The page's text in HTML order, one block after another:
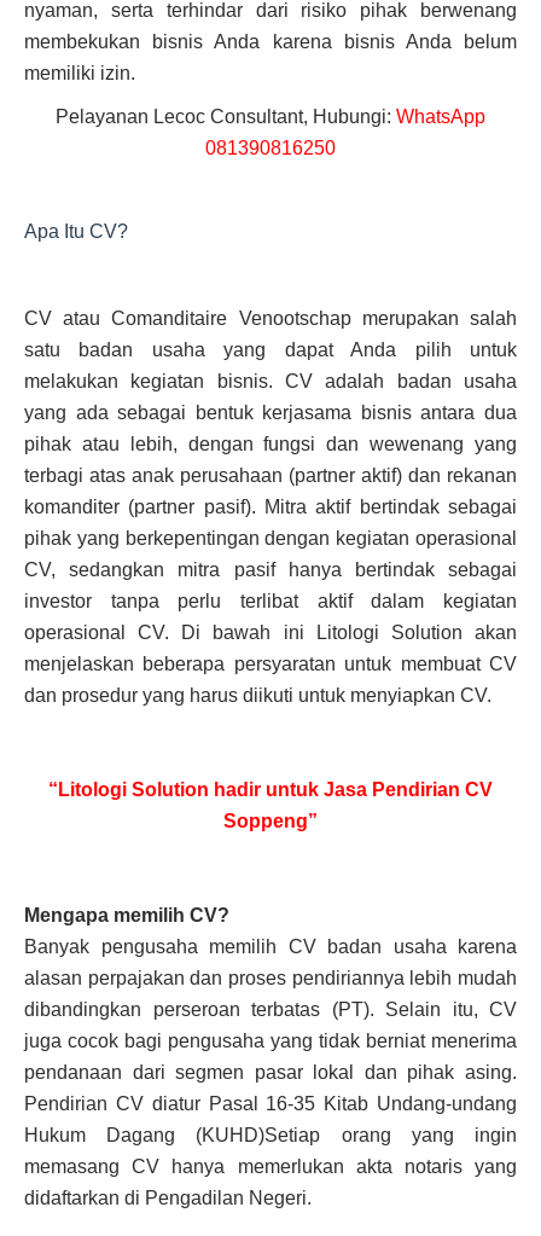
nyaman, serta terhindar dari risiko pihak berwenang
membekukan bisnis Anda karena bisnis Anda belum
memiliki izin.
Pelayanan Lecoc Consultant, Hubungi: WhatsApp
081390816250
Apa Itu CV?
CV atau Comanditaire Venootschap merupakan salah
satu badan usaha yang dapat Anda pilih untuk
melakukan kegiatan bisnis. CV adalah badan usaha
yang ada sebagai bentuk kerjasama bisnis antara dua
pihak atau lebih, dengan fungsi dan wewenang yang
terbagi atas anak perusahaan (partner aktif) dan rekanan
komanditer (partner pasif). Mitra aktif bertindak sebagai
pihak yang berkepentingan dengan kegiatan operasional
CV, sedangkan mitra pasif hanya bertindak sebagai
investor tanpa perlu terlibat aktif dalam kegiatan
operasional CV. Di bawah ini Litologi Solution akan
menjelaskan beberapa persyaratan untuk membuat CV
dan prosedur yang harus diikuti untuk menyiapkan CV.
“Litologi Solution hadir untuk Jasa Pendirian CV
Soppeng”
Mengapa memilih CV?
Banyak pengusaha memilih CV badan usaha karena
alasan perpajakan dan proses pendiriannya lebih mudah
dibandingkan perseroan terbatas (PT). Selain itu, CV
juga cocok bagi pengusaha yang tidak berniat menerima
pendanaan dari segmen pasar lokal dan pihak asing.
Pendirian CV diatur Pasal 16-35 Kitab Undang-undang
Hukum Dagang (KUHD)Setiap orang yang ingin
memasang CV hanya memerlukan akta notaris yang
didaftarkan di Pengadilan Negeri.